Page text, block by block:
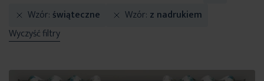
Wzór świąteczne Wzór z nadrukiem
Wyczyść filtry